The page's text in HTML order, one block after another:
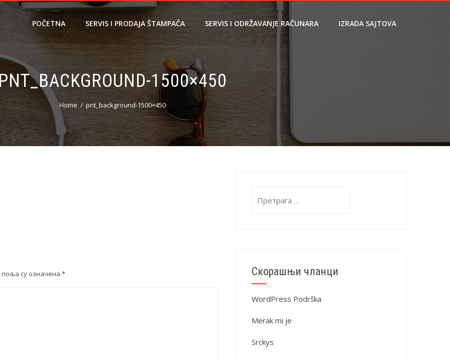
POČETNA SERVIS I PRODAJA ŠTAMPAČA SERVIS I ODRŽAVANJE RAČUNARA IZRADA SAJTOVA
1500×450
Home pnt_background-1500×450
су означена *
за:
Скорашњи чланци
WordPress Podrška
Merak mi je
Srckys